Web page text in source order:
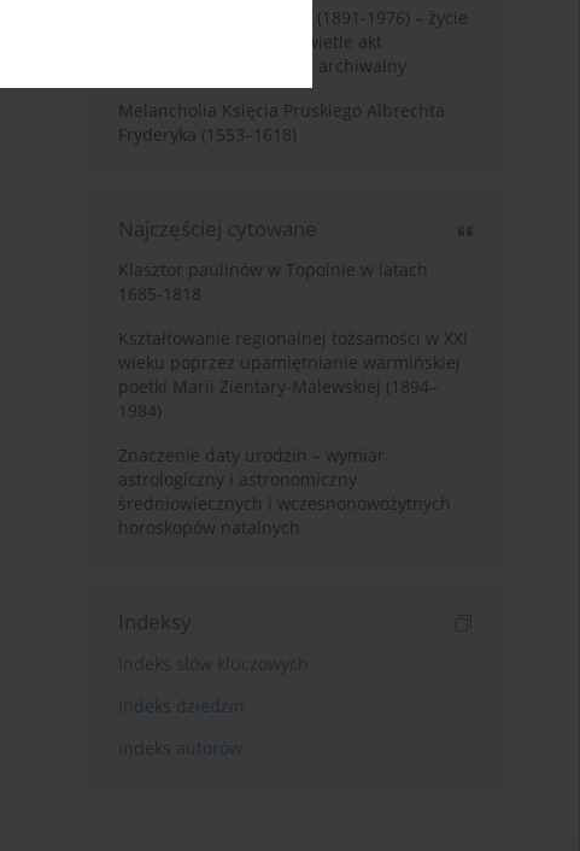
Zygmunt Tadeusz Robel (1891-1976) – życie
i kariera zawodowa w świetle akt
osobowych. Rekonesans archiwalny
Melancholia Księcia Pruskiego Albrechta
Fryderyka (1553–1618)
Najczęściej cytowane
Klasztor paulinów w Topolnie w latach
1685-1818
Kształtowanie regionalnej tożsamości w XXI
wieku poprzez upamiętnianie warmińskiej
poetki Marii Zientary-Malewskiej (1894–
1984)
Znaczenie daty urodzin – wymiar
astrologiczny i astronomiczny
średniowiecznych i wczesnonowożytnych
horoskopów natalnych
Indeksy
Indeks słów kluczowych
Indeks dziedzin
Indeks autorów